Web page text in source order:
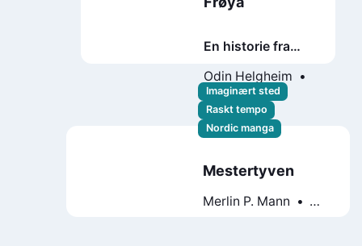
En historie fra
Odin Helgheim
Isabell Martinsen
Imaginært sted
Raskt tempo
Nordic manga
Mestertyven
Merlin P. Mann